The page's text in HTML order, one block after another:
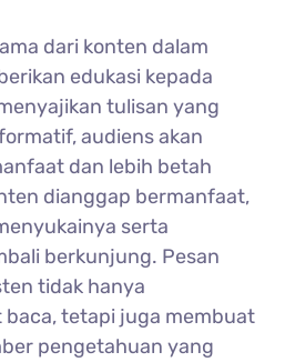
dari konten dalam
edukasi kepada
tulisan yang
audiens akan
dan lebih betah
dianggap bermanfaat,
serta
berkunjung. Pesan
tidak hanya
tetapi juga membuat
pengetahuan yang